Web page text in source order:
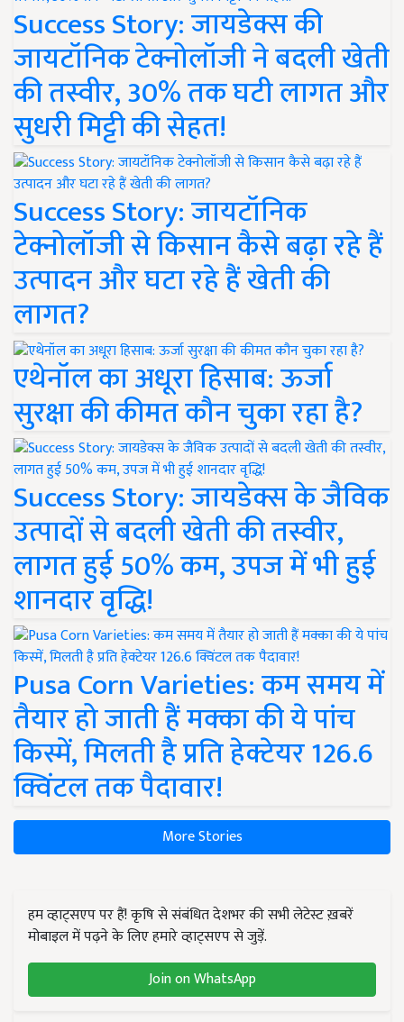
Success Story: जायडेक्स की
जायटॉनिक टेक्नोलॉजी ने बदली खेती
की तस्वीर, 30% तक घटी लागत और
सुधरी मिट्टी की सेहत!
Success Story: जायटॉनिक
टेक्नोलॉजी से किसान कैसे बढ़ा रहे हैं
उत्पादन और घटा रहे हैं खेती की
लागत?
एथेनॉल का अधूरा हिसाब: ऊर्जा
सुरक्षा की कीमत कौन चुका रहा है?
Success Story: जायडेक्स के जैविक
उत्पादों से बदली खेती की तस्वीर,
लागत हुई 50% कम, उपज में भी हुई
शानदार वृद्धि!
Pusa Corn Varieties: कम समय में
तैयार हो जाती हैं मक्का की ये पांच
किस्में, मिलती है प्रति हेक्टेयर 126.6
क्विंटल तक पैदावार!
More Stories
हम व्हाट्सएप पर हैं! कृषि से संबंधित देशभर की सभी लेटेस्ट ख़बरें
मोबाइल में पढ़ने के लिए हमारे व्हाट्सएप से जुड़ें.
Join on WhatsApp